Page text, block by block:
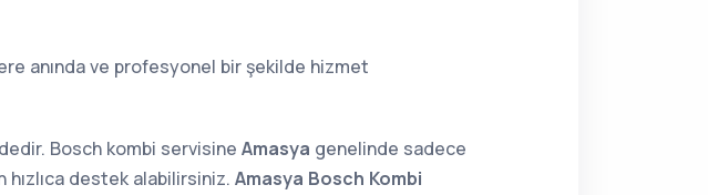
anında ve profesyonel bir şekilde hizmet
Bosch kombi servisine Amasya genelinde sadece
hızlıca destek alabilirsiniz. Amasya Bosch Kombi